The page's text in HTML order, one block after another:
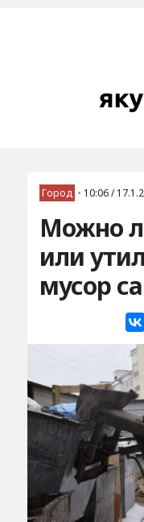
Город • 10:06 /
Можно
или
мусор